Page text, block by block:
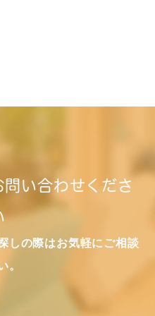
い合わせくださ
しの際はお気軽にご相談
。